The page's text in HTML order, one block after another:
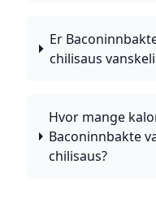
Er
chilisaus
Hvor mange
Baconinnbakte
chilisaus?